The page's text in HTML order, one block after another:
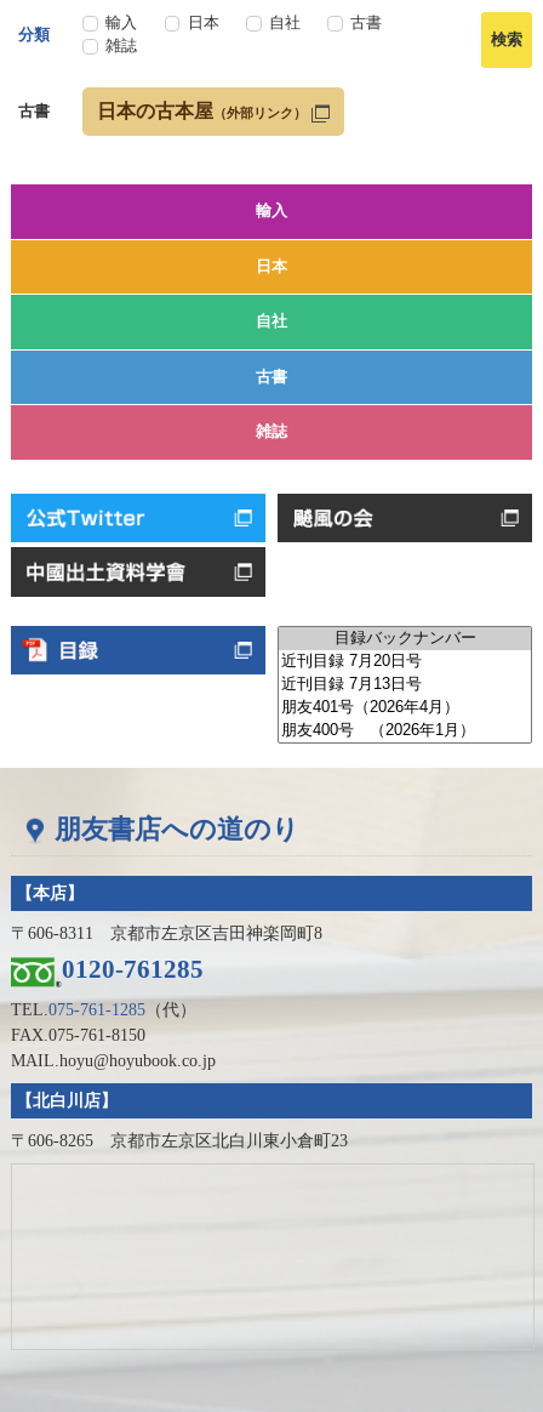
輸入
日本
自社
古書
雑誌
分類
輸入 日本 自社
古書
雑誌
古書 日本の古本屋 （外部リンク）
朋友書店への道のり
【本店】
〒606-8311 京都市左京区吉田神楽岡町8
0120-761285
TEL.075-761-1285（代）
FAX.075-761-8150
MAIL.hoyu@hoyubook.co.jp
【北白川店】
〒606-8265 京都市左京区北白川東小倉町23